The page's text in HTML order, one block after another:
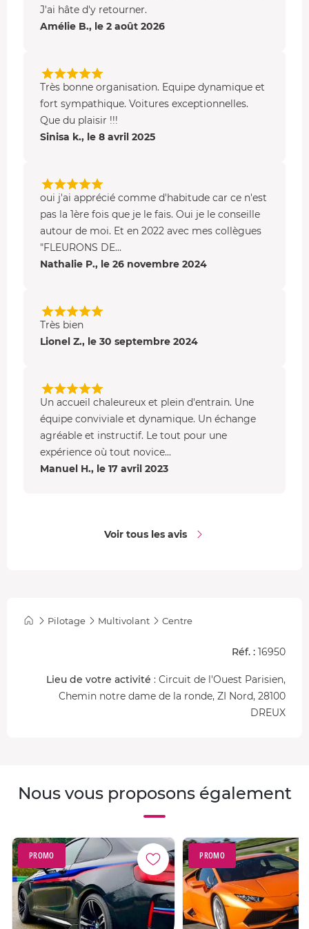
Aston Martin V8 Vantage
séquentielle, pour un
maximale annoncée est de 280 km/h.
BMW M2
Sportive de 2016 dotée d'un moteur 6 cylindres Turbo de
d'une boîte de vitesse robotisée, franchit le 0-100 km/h en
4,3 sec et peut atteindre les 250 km/h max.
Circuit de l'Ouest Parisien
Le circuit de Dreux est situé à l'ouest de Paris
seulement 40 minutes de la capitale dans l'Eure-et-Loir.
La piste de Centre-Val de Loire mesure 2100 m.
2006 à la suite de travaux, elle est très sécurisée et
J'ai hâte d'y retourner.
Amélie B., le 2 août 2026
Très bonne organisation. Equipe dynamique et
fort sympathique. Voitures exceptionnelles.
Que du plaisir !!!
Sinisa k., le 8 avril 2025
oui j'ai apprécié comme d'habitude car ce n'est
pas la 1ère fois que je le fais. Oui je le conseille
autour de moi. Et en 2022 avec mes collègues
"FLEURONS DE...
Nathalie P., le 26 novembre 2024
Très bien
Lionel Z., le 30 septembre 2024
Un accueil chaleureux et plein d'entrain. Une
équipe conviviale et dynamique. Un échange
agréable et instructif. Le tout pour une
expérience où tout novice...
Manuel H., le 17 avril 2023
Voir tous les avis
Pilotage Multivolant Centre
Réf. : 16950
Lieu de votre activité : Circuit de l'Ouest Parisien,
Chemin notre dame de la ronde, ZI Nord, 28100
DREUX
Nous vous proposons également
PROMO PROMO